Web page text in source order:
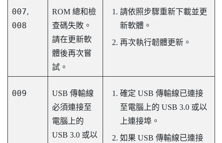
007,
008
ROM 總和檢
查碼失敗。
請在更新軟
體後再次嘗
試。
請依照步驟重新下載並更
新軟體。
再次執行韌體更新。
009
USB 傳輸線
必須連接至
電腦上的
USB 3.0 或以
確定 USB 傳輸線已連接
至電腦上的 USB 3.0 或以
上連接埠。
如果 USB 傳輸線已連接